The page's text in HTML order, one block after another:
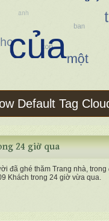
Default Tag
24 giờ qua
đã ghé thăm Trang nhà, trong
Khách trong 24 giờ vừa qua.